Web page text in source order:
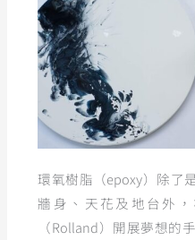
環氧樹脂（epoxy）除了
牆身、天花及地台外
（Rolland）開展夢想的